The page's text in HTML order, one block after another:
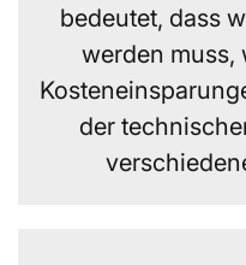
bedeutet, dass
werden muss,
der